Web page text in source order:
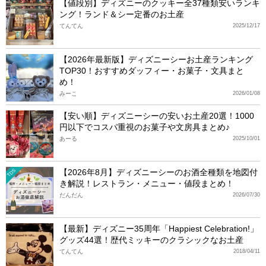
【値段別】ディズニーのクッキー全37種類安いランキ
ング！ランド＆シー定番のお土産
2025/12/17
てんてん
【2026年最新版】ディズニーシーお土産ランキング
TOP30！おすすめダッフィー・お菓子・文具まと
め！
2026/01/08
みーこ
【安い順】ディズニーシーの安いお土産20選！1000
円以下でコスパ重視のお菓子や文房具まとめ♪
2025/10/01
あーる
TDS
【2026年8月】ディズニーシーのお酒全種類を地図付
き解説！レストラン・メニュー・値段まとめ！
2026/07/30
だんだん
【最新】ディズニー35周年「Happiest Celebration!」
グッズ44選！歴代ミッキーのクラシックなお土産
2018/04/11
てんてん